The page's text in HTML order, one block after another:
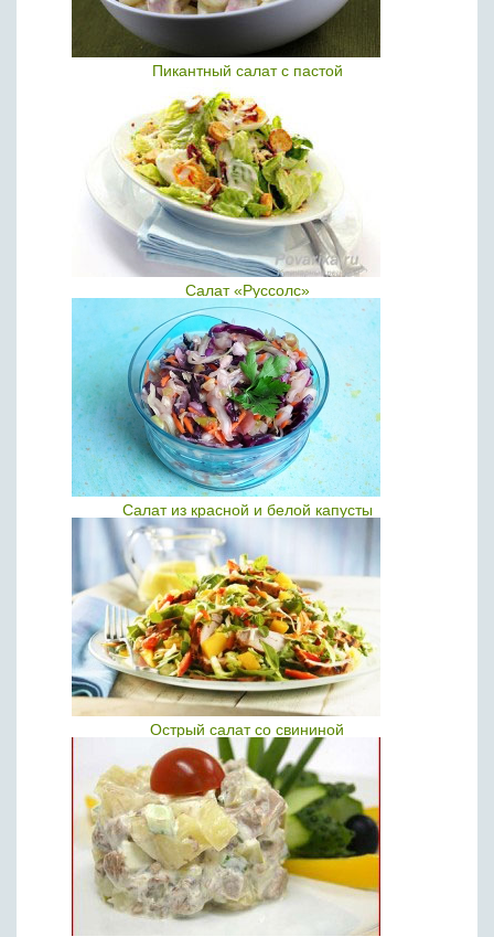
Пикантный салат с пастой
Салат «Руссолс»
Салат из красной и белой капусты
Острый салат со свининой